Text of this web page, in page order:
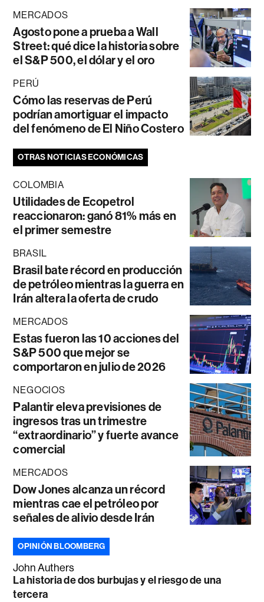
MERCADOS
Agosto pone a prueba a Wall
Street: qué dice la historia sobre
el S&P 500, el dólar y el oro
PERÚ
Cómo las reservas de Perú
podrían amortiguar el impacto
del fenómeno de El Niño Costero
OTRAS NOTICIAS ECONÓMICAS
COLOMBIA
Utilidades de Ecopetrol
reaccionaron: ganó 81% más en
el primer semestre
BRASIL
Brasil bate récord en producción
de petróleo mientras la guerra en
Irán altera la oferta de crudo
MERCADOS
Estas fueron las 10 acciones del
S&P 500 que mejor se
comportaron en julio de 2026
NEGOCIOS
Palantir eleva previsiones de
ingresos tras un trimestre
“extraordinario” y fuerte avance
comercial
MERCADOS
Dow Jones alcanza un récord
mientras cae el petróleo por
señales de alivio desde Irán
OPINIÓN BLOOMBERG
John Authers
La historia de dos burbujas y el riesgo de una
tercera